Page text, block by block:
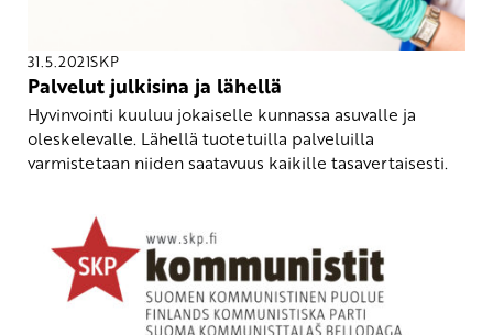
31.5.2021SKP
Palvelut julkisina ja lähellä
Hyvinvointi kuuluu jokaiselle kunnassa asuvalle ja
oleskelevalle. Lähellä tuotetuilla palveluilla
varmistetaan niiden saatavuus kaikille tasavertaisesti.